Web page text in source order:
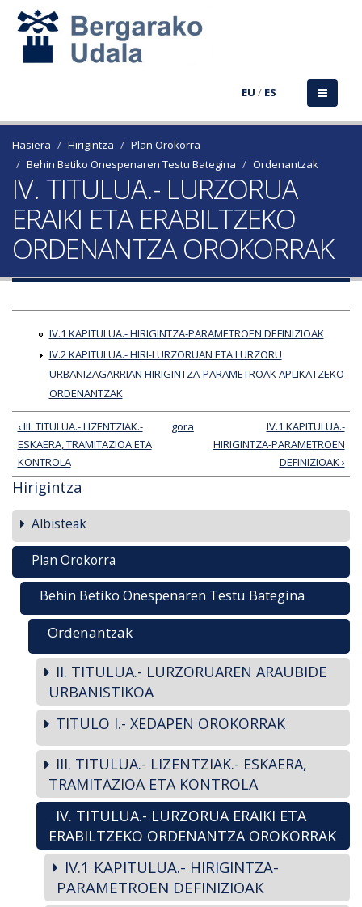
EU / ES
Hasiera Hirigintza
Plan Orokorra
Behin Betiko Onespenaren Testu Bategina
Ordenantzak
IV. TITULUA.- LURZORUA
ERAIKI ETA ERABILTZEKO
ORDENANTZA OROKORRAK
IV.1 KAPITULUA.- HIRIGINTZA-PARAMETROEN DEFINIZIOAK
IV.2 KAPITULUA.- HIRI-LURZORUAN ETA LURZORU
URBANIZAGARRIAN HIRIGINTZA-PARAMETROAK APLIKATZEKO
ORDENANTZAK
‹ III. TITULUA.- LIZENTZIAK.-
ESKAERA, TRAMITAZIOA ETA
KONTROLA
gora
IV.1 KAPITULUA.-
HIRIGINTZA-PARAMETROEN
DEFINIZIOAK ›
Hirigintza
Albisteak
Plan Orokorra
Behin Betiko Onespenaren Testu Bategina
Ordenantzak
II. TITULUA.- LURZORUAREN ARAUBIDE
URBANISTIKOA
TITULO I.- XEDAPEN OROKORRAK
III. TITULUA.- LIZENTZIAK.- ESKAERA,
TRAMITAZIOA ETA KONTROLA
IV. TITULUA.- LURZORUA ERAIKI ETA
ERABILTZEKO ORDENANTZA OROKORRAK
IV.1 KAPITULUA.- HIRIGINTZA-
PARAMETROEN DEFINIZIOAK